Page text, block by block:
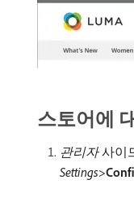
스토어에
관리자사이
Settings>